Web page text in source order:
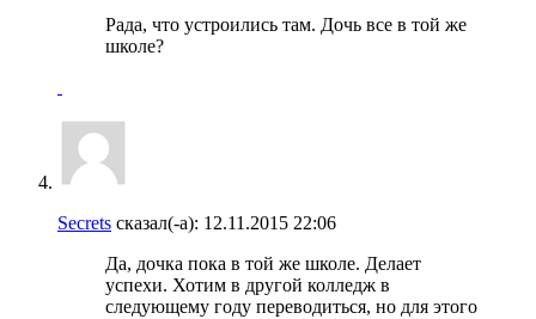
Рада, что устроились там. Дочь все в той же
школе?
Secrets сказал(-а): 12.11.2015 22:06
Да, дочка пока в той же школе. Делает
успехи. Хотим в другой колледж в
следующему году переводиться, но для этого